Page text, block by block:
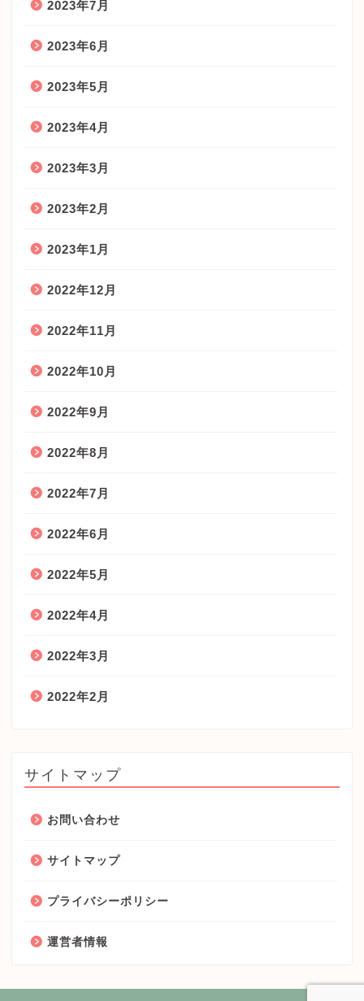
2023年7月
2023年6月
2023年5月
2023年4月
2023年3月
2023年2月
2023年1月
2022年12月
2022年11月
2022年10月
2022年9月
2022年8月
2022年7月
2022年6月
2022年5月
2022年4月
2022年3月
2022年2月
サイトマップ
お問い合わせ
サイトマップ
プライバシーポリシー
運営者情報